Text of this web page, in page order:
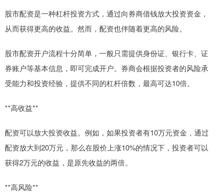
股市配资是一种杠杆投资方式，通过向券商借钱放大投资资金，
从而获得更高的收益。然而，配资也伴随着更高的风险。
股市配资开户流程十分简单，一般只需提供身份证、银行卡、证
券账户等基本信息，即可完成开户。券商会根据投资者的风险承
受能力和投资经验，提供不同的杠杆倍数，最高可达10倍。
**高收益**
配资可以放大投资收益。例如，如果投资者有10万元资金，通过
配资放大到20万元，那么在股价上涨10%的情况下，投资者可以
获得2万元的收益，是原先收益的两倍。
**高风险**